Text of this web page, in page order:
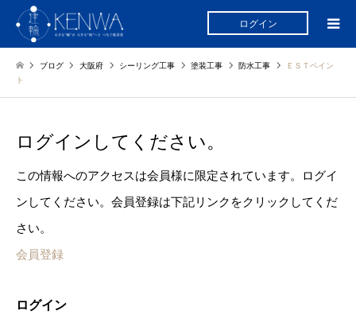
ログイン
ブログ 大阪府 シーリング工事 塗装工事 防水工事
ＥＳＴペイン
ト
ログインしてください。
この情報へのアクセスは会員様に限定されています。ログイ
ンしてください。会員登録は下記リンクをクリックしてくだ
さい。
会員登録
ログイン